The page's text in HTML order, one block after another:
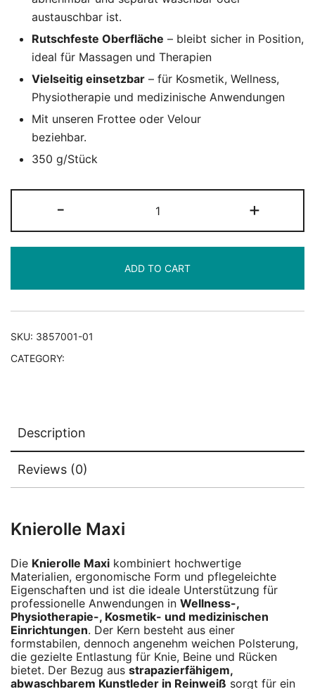
austauschbar ist.
Rutschfeste Oberfläche – bleibt sicher in Position,
ideal für Massagen und Therapien
Vielseitig einsetzbar – für Kosmetik, Wellness,
Physiotherapie und medizinische Anwendungen
Mit unseren Frottee oder Velour
beziehbar.
350 g/Stück
-
Maxi
quantity
+
ADD TO CART
SKU: 3857001-01
CATEGORY:
Description
Reviews (0)
Knierolle Maxi
Die Knierolle Maxi kombiniert hochwertige
Materialien, ergonomische Form und pflegeleichte
Eigenschaften und ist die ideale Unterstützung für
professionelle Anwendungen in Wellness-,
Physiotherapie-, Kosmetik- und medizinischen
Einrichtungen. Der Kern besteht aus einer
formstabilen, dennoch angenehm weichen Polsterung,
die gezielte Entlastung für Knie, Beine und Rücken
bietet. Der Bezug aus strapazierfähigem,
abwaschbarem Kunstleder in Reinweiß sorgt für ein